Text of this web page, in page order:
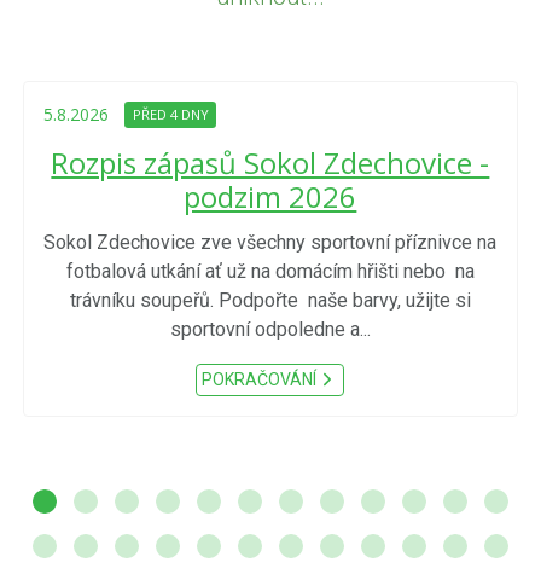
5.8.2026 PŘED 4 DNY
Rozpis zápasů Sokol Zdechovice -
podzim 2026
Sokol Zdechovice zve všechny sportovní příznivce na
fotbalová utkání ať už na domácím hřišti nebo na
trávníku soupeřů. Podpořte naše barvy, užijte si
sportovní odpoledne a...
POKRAČOVÁNÍ